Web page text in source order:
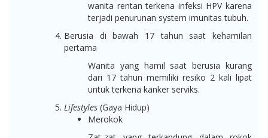
wanita rentan terkena infeksi HPV karena
terjadi penurunan system imunitas tubuh.
Berusia di bawah 17 tahun saat kehamilan
pertama
Wanita yang hamil saat berusia kurang
dari 17 tahun memiliki resiko 2 kali lipat
untuk terkena kanker serviks.
Lifestyles (Gaya Hidup)
Merokok